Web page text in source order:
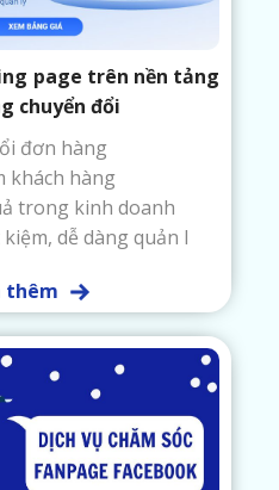
page trên nền tảng
chuyển đổi
đơn hàng
khách hàng
trong kinh doanh
dễ dàng quản l
thêm